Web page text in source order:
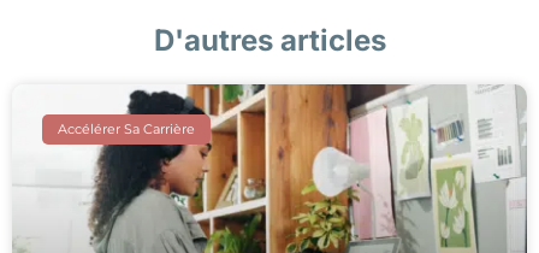
D'autres articles
Accélérer Sa Carrière